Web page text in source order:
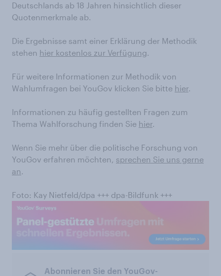
Deutschlands ab 18 Jahren hinsichtlich dieser
Quotenmerkmale ab.
Die Ergebnisse samt einer Erklärung der Methodik
stehen hier kostenlos zur Verfügung.
Für weitere Informationen zur Methodik von
Wahlumfragen bei YouGov klicken Sie bitte hier.
Informationen zu häufig gestellten Fragen zum
Thema Wahlforschung finden Sie hier.
Wenn Sie mehr über die politische Forschung von
YouGov erfahren möchten, sprechen Sie uns gerne
an.
Foto: Kay Nietfeld/dpa +++ dpa-Bildfunk +++
Abonnieren Sie den YouGov-